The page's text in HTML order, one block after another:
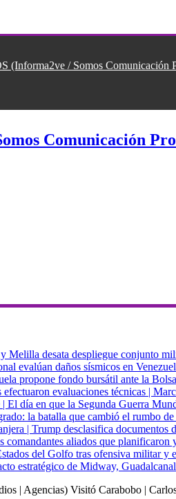
/ Somos Comunicación
Comunicación
Melilla desata despliegue conjunto
evalúan daños sísmicos en
propone fondo bursátil ante la
efectuaron evaluaciones técnicas |
El día en que la Segunda Guerra
la batalla que cambió el rumbo
| Trump desclasifica
aliados que planificaron
del Golfo tras ofensiva militar y
estratégico de Midway,
| Agencias) Visitó Carabobo |